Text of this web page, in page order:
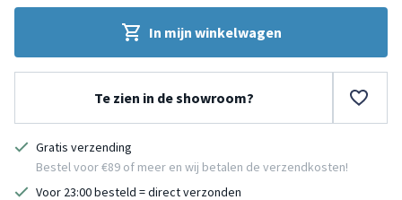
In mijn winkelwagen
Te zien in de showroom?
Gratis verzending
Bestel voor €89 of meer en wij betalen de verzendkosten!
Voor 23:00 besteld = direct verzonden